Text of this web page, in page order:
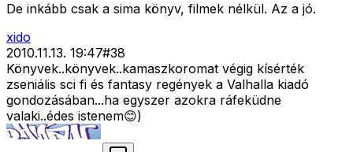
De inkább csak a sima könyv, filmek nélkül. Az a jó.
xido
2010.11.13. 19:47#38
Könyvek..könyvek..kamaszkoromat végig kísérték
zseniális sci fi és fantasy regények a Valhalla kiadó
gondozásában...ha egyszer azokra ráfeküdne
valaki..édes istenem😊)